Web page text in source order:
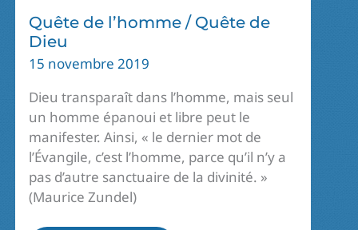
Quête de l’homme / Quête de
Dieu
15 novembre 2019
Dieu transparaît dans l’homme, mais seul
un homme épanoui et libre peut le
manifester. Ainsi, « le dernier mot de
l’Évangile, c’est l’homme, parce qu’il n’y a
pas d’autre sanctuaire de la divinité. »
(Maurice Zundel)